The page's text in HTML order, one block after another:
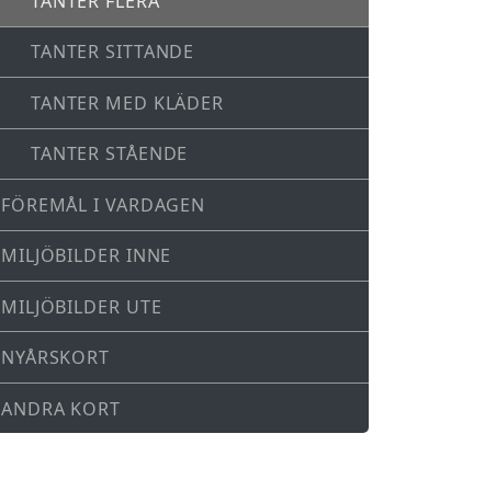
TANTER SITTANDE
TANTER MED KLÄDER
TANTER STÅENDE
FÖREMÅL I VARDAGEN
MILJÖBILDER INNE
MILJÖBILDER UTE
NYÅRSKORT
ANDRA KORT